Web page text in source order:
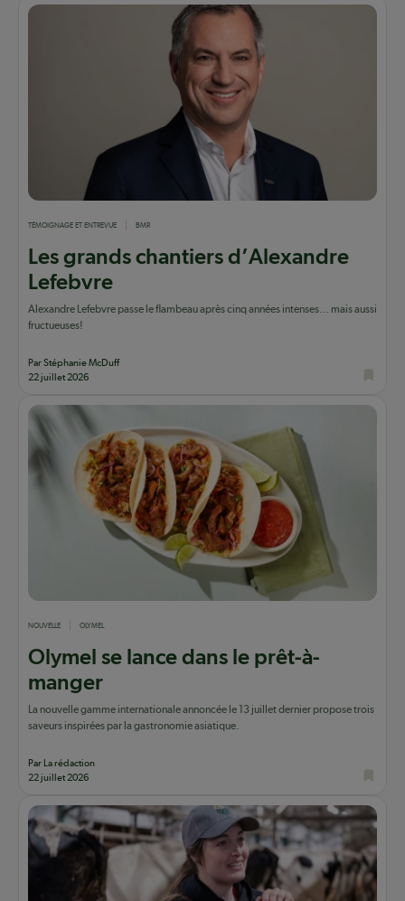
TÉMOIGNAGE ET ENTREVUE BMR
Les grands chantiers d’Alexandre
Lefebvre
Alexandre Lefebvre passe le flambeau après cinq années intenses… mais aussi
fructueuses!
Par Stéphanie McDuff
22 juillet 2026
NOUVELLE OLYMEL
Olymel se lance dans le prêt-à-
manger
La nouvelle gamme internationale annoncée le 13 juillet dernier propose trois
saveurs inspirées par la gastronomie asiatique.
Par La rédaction
22 juillet 2026